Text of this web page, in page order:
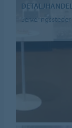
DETALJHANDEL
Serveringssteder